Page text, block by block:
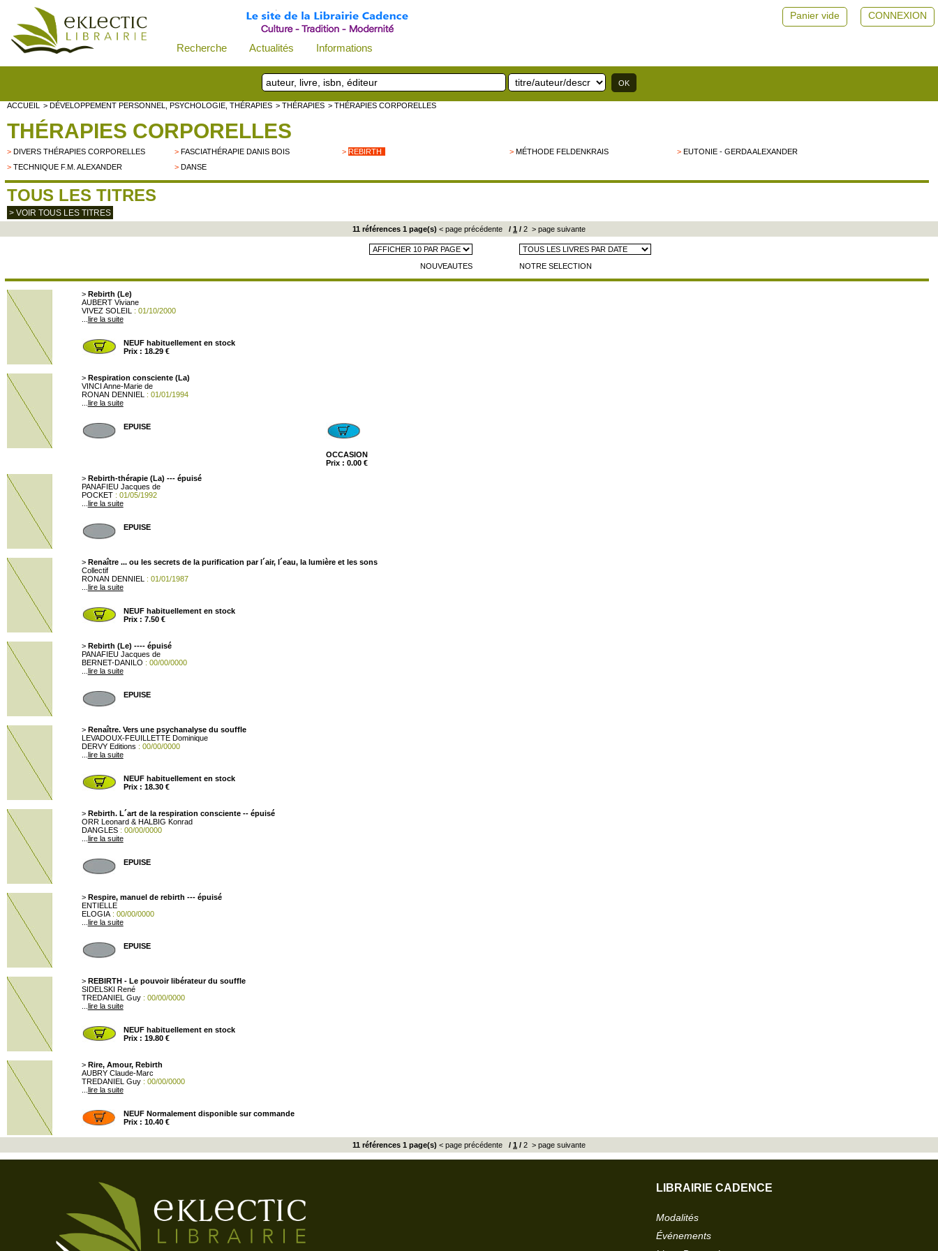
Recherche Actualités Informations
CONNEXION
Panier vide
ACCUEIL > DÉVELOPPEMENT PERSONNEL, PSYCHOLOGIE, THÉRAPIES > THÉRAPIES > THÉRAPIES CORPORELLES
THÉRAPIES CORPORELLES
> DIVERS THÉRAPIES CORPORELLES >FASCIATHÉRAPIE DANIS BOIS > REBIRTH >MÉTHODE FELDENKRAIS >EUTONIE - GERDA ALEXANDER
> TECHNIQUE F.M. ALEXANDER >DANSE
TOUS LES TITRES
> VOIR TOUS LES TITRES
11 références 1 page(s) < page précédente / 1 / 2 > page suivante
NOUVEAUTES NOTRE SELECTION
> Rebirth (Le)
AUBERT Viviane
VIVEZ SOLEIL
: 01/10/2000
lire la suite
NEUF habituellement en stock
Prix : 18.29 €
> Respiration consciente (La)
VINCI Anne-Marie de
RONAN DENNIEL
: 01/01/1994
lire la suite
EPUISE
OCCASION
Prix : 0.00 €
> Rebirth-thérapie (La) --- épuisé
PANAFIEU Jacques de
POCKET: 01/05/1992
lire la suite
EPUISE
> Renaître ... ou les secrets de la purification par l´air, l´eau, la lumière et les sons
Collectif
RONAN DENNIEL
: 01/01/1987
lire la suite
NEUF habituellement en stock
Prix : 7.50 €
> Rebirth (Le) ---- épuisé
PANAFIEU Jacques de
BERNET-DANILO : 00/00/0000
lire la suite
EPUISE
> Renaître. Vers une psychanalyse du souffle
LEVADOUX-FEUILLETTE Dominique
DERVY Editions : 00/00/0000
lire la suite
NEUF habituellement en stock
Prix : 18.30 €
> Rebirth. L´art de la respiration consciente -- épuisé
ORR Leonard & HALBIG Konrad
DANGLES: 00/00/0000
lire la suite
EPUISE
> Respire, manuel de rebirth --- épuisé
ENTIELLE
ELOGIA: 00/00/0000
lire la suite
EPUISE
> REBIRTH - Le pouvoir libérateur du souffle
SIDELSKI René
TREDANIEL Guy: 00/00/0000
lire la suite
NEUF habituellement en stock
Prix : 19.80 €
> Rire, Amour, Rebirth
AUBRY Claude-Marc
TREDANIEL Guy: 00/00/0000
lire la suite
NEUF Normalement disponible sur commande
Prix : 10.40 €
11 références 1 page(s) < page précédente / 1 / 2 > page suivante
LIBRAIRIE CADENCE
Modalités
Événements